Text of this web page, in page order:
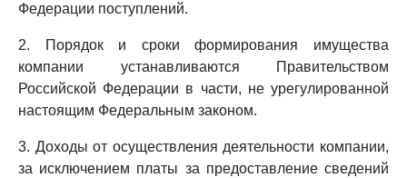
Федерации поступлений.
2. Порядок и сроки формирования имущества
компании устанавливаются Правительством
Российской Федерации в части, не урегулированной
настоящим Федеральным законом.
3. Доходы от осуществления деятельности компании,
за исключением платы за предоставление сведений